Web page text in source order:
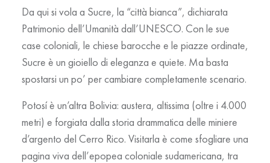
Da qui si vola a Sucre, la “città bianca”, dichiarata
Patrimonio dell’Umanità dall’UNESCO. Con le sue
case coloniali, le chiese barocche e le piazze ordinate,
Sucre è un gioiello di eleganza e quiete. Ma basta
spostarsi un po’ per cambiare completamente scenario.
Potosí è un’altra Bolivia: austera, altissima (oltre i 4.000
metri) e forgiata dalla storia drammatica delle miniere
d’argento del Cerro Rico. Visitarla è come sfogliare una
pagina viva dell’epopea coloniale sudamericana, tra